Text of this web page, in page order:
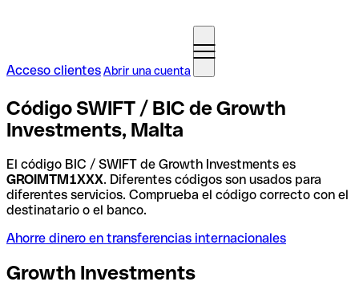
Acceso clientesAbrir una cuenta
Código SWIFT / BIC de Growth
Investments, Malta
El código BIC / SWIFT de Growth Investments es
GROIMTM1XXX. Diferentes códigos son usados para
diferentes servicios. Comprueba el código correcto con el
destinatario o el banco.
Ahorre dinero en transferencias internacionales
Growth Investments